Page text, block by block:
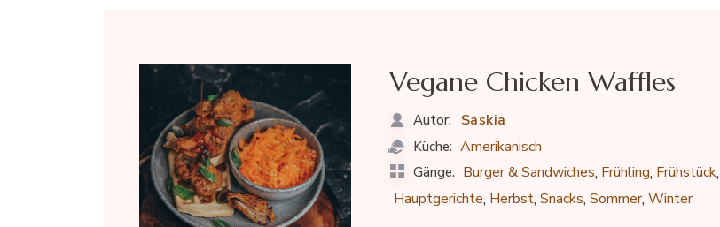
Vegane Chicken Waffles
Autor: Saskia
Küche: Amerikanisch
Gänge: Burger & Sandwiches, Frühling, Frühstück,
Hauptgerichte, Herbst,Snacks,Sommer,Winter